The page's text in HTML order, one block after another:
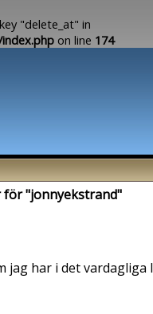
"delete_at" in
on line 174
för "jonnyekstrand"
jag har i det vardagliga